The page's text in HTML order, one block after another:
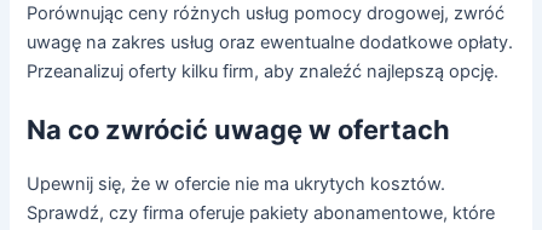
Porównując ceny różnych usług pomocy drogowej, zwróć
uwagę na zakres usług oraz ewentualne dodatkowe opłaty.
Przeanalizuj oferty kilku firm, aby znaleźć najlepszą opcję.
Na co zwrócić uwagę w ofertach
Upewnij się, że w ofercie nie ma ukrytych kosztów.
Sprawdź, czy firma oferuje pakiety abonamentowe, które